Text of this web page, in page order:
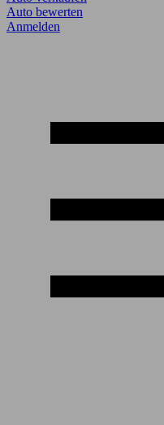
Auto bewerten
Anmelden